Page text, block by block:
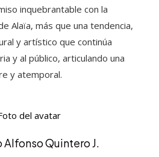
inquebrantable con la
Alaïa, más que una tendencia,
y artístico que continúa
y al público, articulando una
y atemporal.
Alfonso Quintero J.